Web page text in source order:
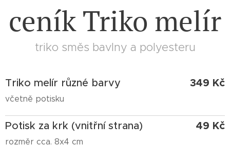
ceník Triko melír
triko směs bavlny a polyesteru
Triko melír různé barvy
včetně potisku
349 Kč
Potisk za krk (vnitřní strana)
rozměr cca. 8x4 cm
49 Kč